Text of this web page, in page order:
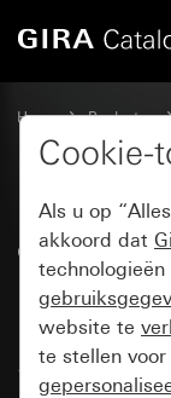
Home Producten
Schakelen en
eNet
Memory
System
Cookie-
Als u op
akkoord dat
website te
te stellen